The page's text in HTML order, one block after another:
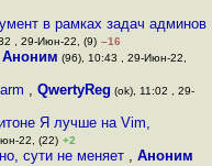
в рамках задач админов
, 29-Июн-22, (9) –16
Аноним (96), 10:43 , 29-Июн-22,
, QwertyReg (ok), 11:02 , 29-
Я лучше на Vim,
22, (22) +2
сути не меняет , Аноним